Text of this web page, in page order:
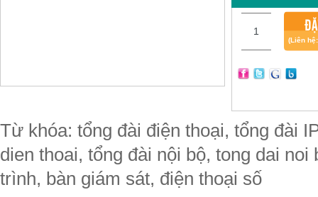
(Liên
Từ khóa: tổng đài điện thoại, tổng đài
dien thoai, tổng đài nội bộ, tong dai
trình, bàn giám sát, điện thoại số